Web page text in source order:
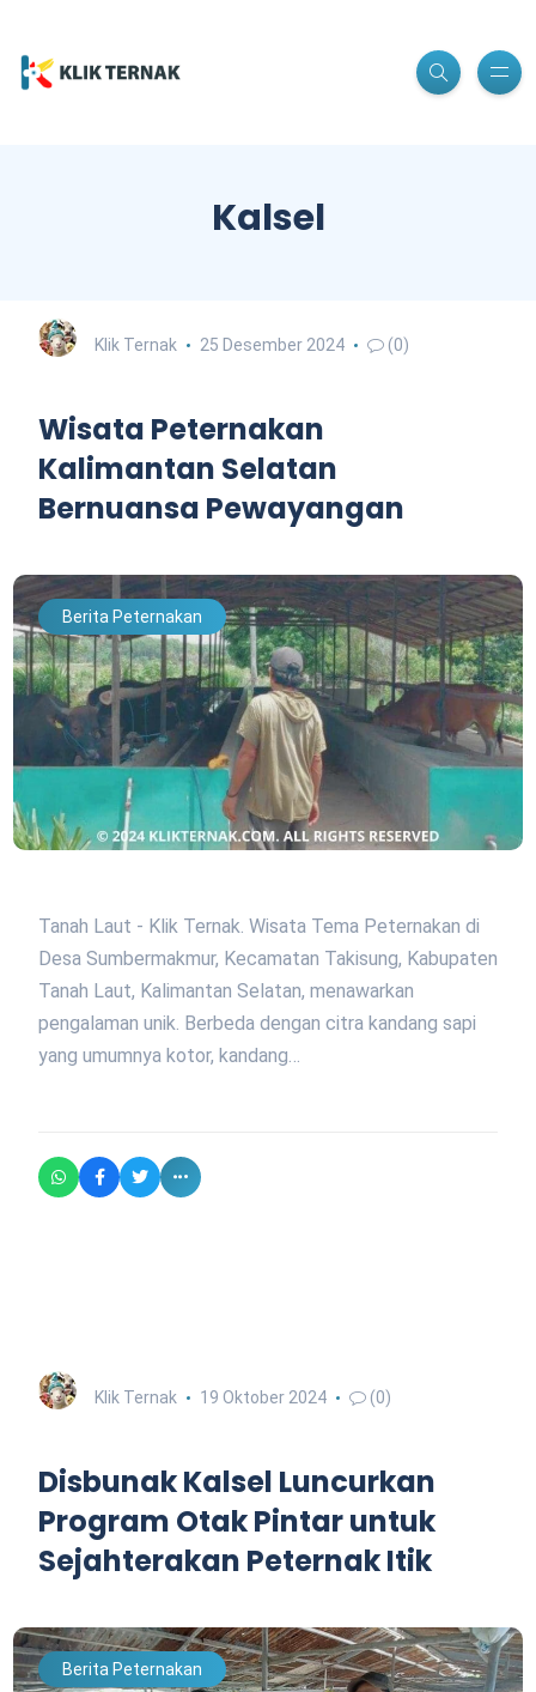
Kalsel
Klik Ternak 25 Desember 2024 (0)
Wisata Peternakan
Kalimantan Selatan
Bernuansa Pewayangan
Berita Peternakan
Tanah Laut - Klik Ternak. Wisata Tema Peternakan di
Desa Sumbermakmur, Kecamatan Takisung, Kabupaten
Tanah Laut, Kalimantan Selatan, menawarkan
pengalaman unik. Berbeda dengan citra kandang sapi
yang umumnya kotor, kandang…
Klik Ternak 19 Oktober 2024 (0)
Disbunak Kalsel Luncurkan
Program Otak Pintar untuk
Sejahterakan Peternak Itik
Berita Peternakan